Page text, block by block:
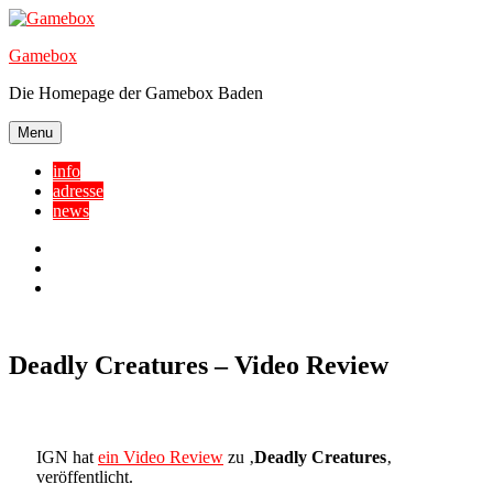
Skip
content
Gamebox
Die Homepage der Gamebox Baden
Menu
info
adresse
news
Deadly Creatures – Video Review
IGN hat ein Video Review zu ‚Deadly Creatures‚
veröffentlicht.